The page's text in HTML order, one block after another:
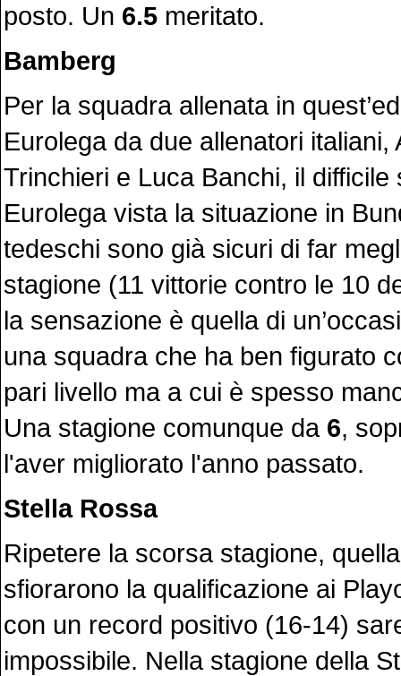
posto. Un 6.5 meritato.
Bamberg
Per la squadra allenata in
Eurolega da due allenatori italiani,
Trinchieri e Luca Banchi, il difficile
Eurolega vista la situazione in
tedeschi sono già sicuri di far
stagione (11 vittorie contro le 10
la sensazione è quella di
una squadra che ha ben figurato
pari livello ma a cui è spesso
Una stagione comunque da 6,
l'aver migliorato l'anno passato.
Stella Rossa
Ripetere la scorsa stagione,
sfiorarono la qualificazione ai
con un record positivo (16-14)
impossibile. Nella stagione della